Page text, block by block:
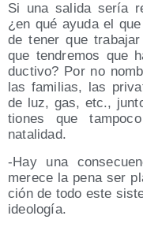
Si una sali­da sería
¿en qué ayu­da el
de tener que
que ten­dre­mos que
duc­ti­vo? Por no
las fami­lias, las
de luz, gas, etc.,
tio­nes que
natalidad.
-Hay una
mere­ce la pena ser
ción de todo este
ideología.